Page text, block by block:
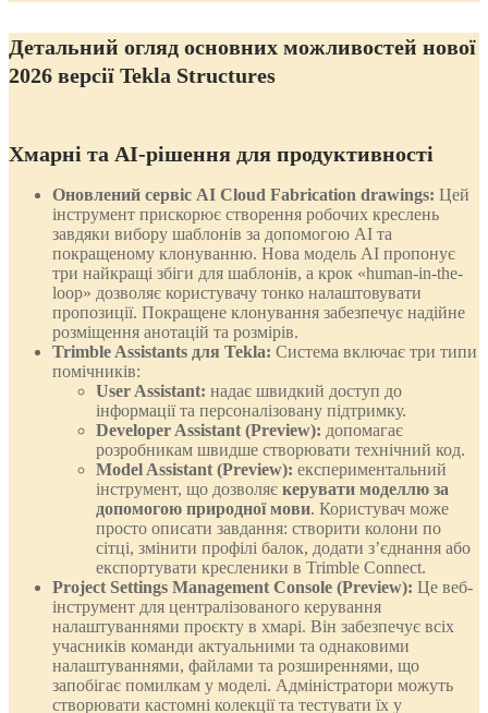
Детальний огляд основних можливостей нової
2026 версії Tekla Structures
Хмарні та AI-рішення для продуктивності
Оновлений сервіс AI Cloud Fabrication drawings: Цей
інструмент прискорює створення робочих креслень
завдяки вибору шаблонів за допомогою AI та
покращеному клонуванню. Нова модель AI пропонує
три найкращі збіги для шаблонів, а крок «human-in-the-
loop» дозволяє користувачу тонко налаштовувати
пропозиції. Покращене клонування забезпечує надійне
розміщення анотацій та розмірів.
Trimble Assistants для Tekla: Система включає три типи
помічників:
User Assistant: надає швидкий доступ до
інформації та персоналізовану підтримку.
Developer Assistant (Preview): допомагає
розробникам швидше створювати технічний код.
Model Assistant (Preview): експериментальний
інструмент, що дозволяє керувати моделлю за
допомогою природної мови. Користувач може
просто описати завдання: створити колони по
сітці, змінити профілі балок, додати з’єднання або
експортувати кресленики в Trimble Connect.
Project Settings Management Console (Preview): Це веб-
інструмент для централізованого керування
налаштуваннями проєкту в хмарі. Він забезпечує всіх
учасників команди актуальними та однаковими
налаштуваннями, файлами та розширеннями, що
запобігає помилкам у моделі. Адміністратори можуть
створювати кастомні колекції та тестувати їх у